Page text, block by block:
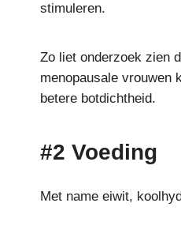
stimuleren.
Zo liet onderzoek zien
menopausale vrouwen
betere botdichtheid.
#2 Voeding
Met name eiwit,